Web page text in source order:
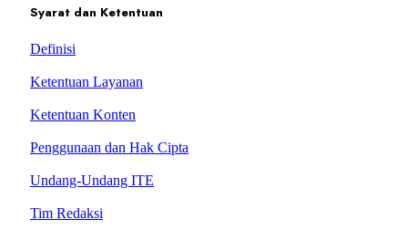
Syarat dan Ketentuan
Definisi
Ketentuan Layanan
Ketentuan Konten
Penggunaan dan Hak Cipta
Undang-Undang ITE
Tim Redaksi